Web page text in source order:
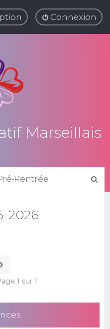
Connexion
Marseillais
Pré-Rentrée 2025-2026
r
2026
1 sur 1